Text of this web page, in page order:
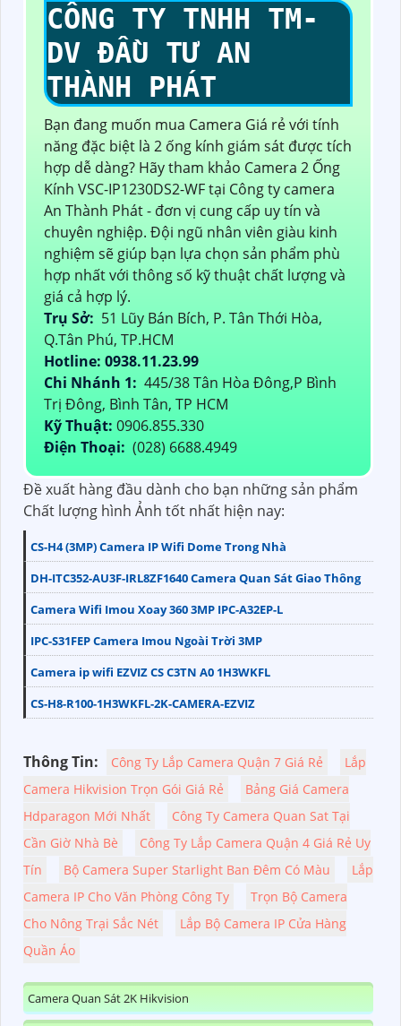
CÔNG TY TNHH TM-
DV ĐẦU TƯ AN
THÀNH PHÁT
Bạn đang muốn mua Camera Giá rẻ với tính
năng đặc biệt là 2 ống kính giám sát được tích
hợp dễ dàng? Hãy tham khảo Camera 2 Ống
Kính VSC-IP1230DS2-WF tại Công ty camera
An Thành Phát - đơn vị cung cấp uy tín và
chuyên nghiệp. Đội ngũ nhân viên giàu kinh
nghiệm sẽ giúp bạn lựa chọn sản phẩm phù
hợp nhất với thông số kỹ thuật chất lượng và
giá cả hợp lý.
Trụ Sở: 51 Lũy Bán Bích, P. Tân Thới Hòa,
Q.Tân Phú, TP.HCM
Hotline: 0938.11.23.99
Chi Nhánh 1: 445/38 Tân Hòa Đông,P Bình
Trị Đông, Bình Tân, TP HCM
Kỹ Thuật: 0906.855.330
Điện Thoại: (028) 6688.4949
Đề xuất hàng đầu dành cho bạn những sản phẩm
Chất lượng hình Ảnh tốt nhất hiện nay:
CS-H4 (3MP) Camera IP Wifi Dome Trong Nhà
DH-ITC352-AU3F-IRL8ZF1640 Camera Quan Sát Giao Thông
Camera Wifi Imou Xoay 360 3MP IPC-A32EP-L
IPC-S31FEP Camera Imou Ngoài Trời 3MP
Camera ip wifi EZVIZ CS C3TN A0 1H3WKFL
CS-H8-R100-1H3WKFL-2K-CAMERA-EZVIZ
Thông Tin: Công Ty Lắp Camera Quận 7 Giá Rẻ
Lắp
Camera Hikvision Trọn Gói Giá Rẻ
Bảng Giá Camera
Hdparagon Mới Nhất
Công Ty Camera Quan Sat Tại
Cần Giờ Nhà Bè
Công Ty Lắp Camera Quận 4 Giá Rẻ Uy
Tín
Bộ Camera Super Starlight Ban Đêm Có Màu
Lắp
Camera IP Cho Văn Phòng Công Ty
Trọn Bộ Camera
Cho Nông Trại Sắc Nét
Lắp Bộ Camera IP Cửa Hàng
Quần Áo
Camera Quan Sát 2K Hikvision